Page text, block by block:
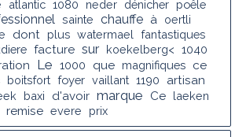
atlantic 1080 neder dénicher poêle
sainte chauffe à
oertli
dont plus watermael fantastiques
facture sur koekelberg< 1040
Le 1000 que magnifiques ce
boitsfort foyer vaillant 1190 artisan
baxi d'avoir marque Ce laeken
remise evere prix